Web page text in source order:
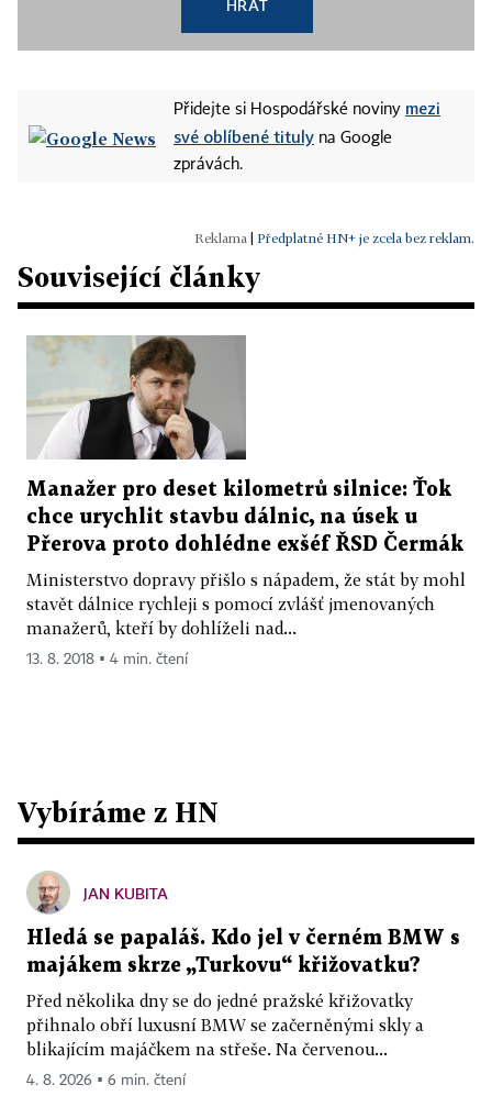
HRÁT
Přidejte si Hospodářské noviny mezi
své oblíbené tituly na Google
zprávách.
Předplatné HN+ je zcela bez reklam.
Související články
Manažer pro deset kilometrů silnice: Ťok
chce urychlit stavbu dálnic, na úsek u
Přerova proto dohlédne exšéf ŘSD Čermák
Ministerstvo dopravy přišlo s nápadem, že stát by mohl
stavět dálnice rychleji s pomocí zvlášť jmenovaných
manažerů, kteří by dohlíželi nad...
13. 8. 2018 ▪ 4 min. čtení
Vybíráme z HN
JAN KUBITA
Hledá se papaláš. Kdo jel v černém BMW s
majákem skrze „Turkovu“ křižovatku?
Před několika dny se do jedné pražské křižovatky
přihnalo obří luxusní BMW se začerněnými skly a
blikajícím majáčkem na střeše. Na červenou...
4. 8. 2026 ▪ 6 min. čtení